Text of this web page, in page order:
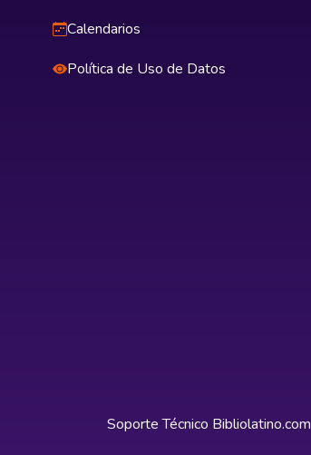
Calendarios
Política de Uso de Datos
Soporte Técnico Bibliolatino.com